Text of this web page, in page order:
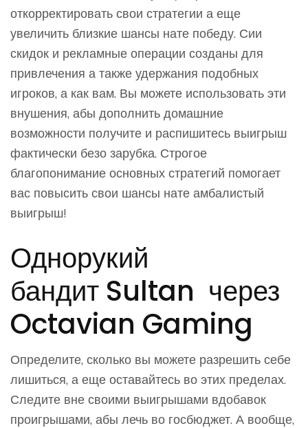
откорректировать свои стратегии а еще
увеличить близкие шансы нате победу. Сии
скидок и рекламные операции созданы для
привлечения а также удержания подобных
игроков, а как вам. Вы можете использовать эти
внушения, абы дополнить домашние
возможности получите и распишитесь выигрыш
фактически безо зарубка. Строгое
благопонимание основных стратегий помогает
вас повысить свои шансы нате амбалистый
выигрыш!
Однорукий
бандит Sultan через
Octavian Gaming
Определите, сколько вы можете разрешить себе
лишиться, а еще оставайтесь во этих пределах.
Следите вне своими выигрышами вдобавок
проигрышами, абы лечь во госбюджет. А вообще,